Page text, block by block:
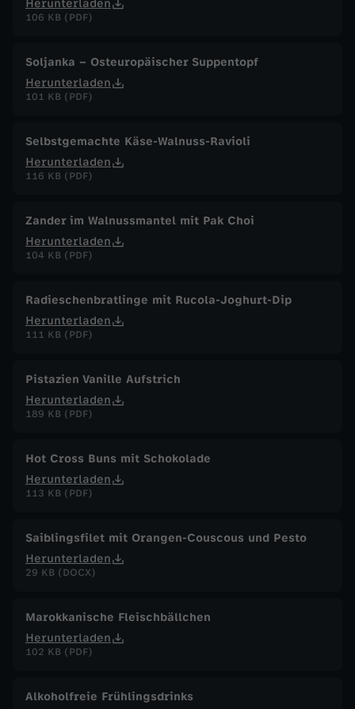
Herunterladen
106 KB (PDF)
Soljanka – Osteuropäischer Suppentopf
Herunterladen
101 KB (PDF)
Selbstgemachte Käse-Walnuss-Ravioli
Herunterladen
116 KB (PDF)
Zander im Walnussmantel mit Pak Choi
Herunterladen
104 KB (PDF)
Radieschenbratlinge mit Rucola-Joghurt-Dip
Herunterladen
111 KB (PDF)
Pistazien Vanille Aufstrich
Herunterladen
189 KB (PDF)
Hot Cross Buns mit Schokolade
Herunterladen
113 KB (PDF)
Saiblingsfilet mit Orangen-Couscous und Pesto
Herunterladen
29 KB (DOCX)
Marokkanische Fleischbällchen
Herunterladen
102 KB (PDF)
Alkoholfreie Frühlingsdrinks